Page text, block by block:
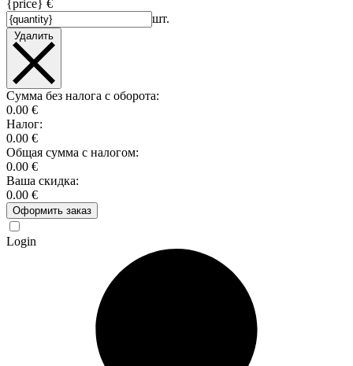
{price} €
шт.
Удалить
Сумма без налога с оборота:
0.00 €
Налог:
0.00 €
Общая сумма с налогом:
0.00 €
Ваша скидка:
0.00 €
Оформить заказ
Login